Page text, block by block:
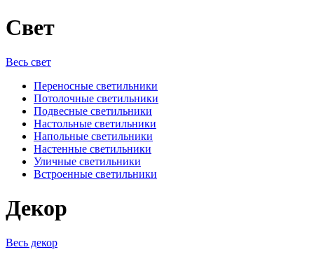
Свет
Весь свет
Переносные светильники
Потолочные светильники
Подвесные светильники
Настольные светильники
Напольные светильники
Настенные светильники
Уличные светильники
Встроенные светильники
Декор
Весь декор